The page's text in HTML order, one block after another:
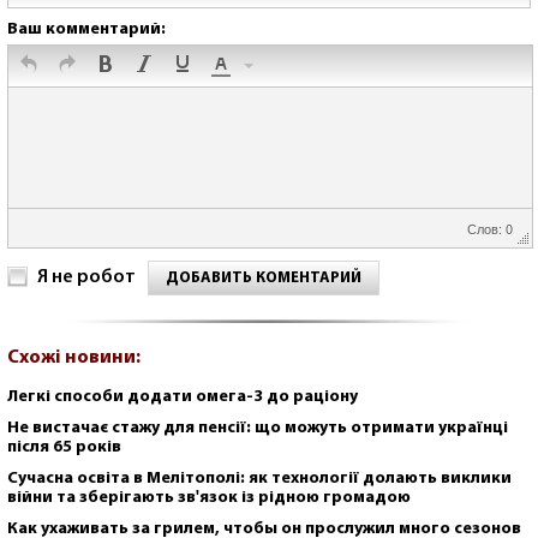
Ваш комментарий:
Слов: 0
Я не робот ДОБАВИТЬ КОМЕНТАРИЙ
Схожі новини:
Легкі способи додати омега-3 до раціону
Не вистачає стажу для пенсії: що можуть отримати українці
після 65 років
Сучасна освіта в Мелітополі: як технології долають виклики
війни та зберігають зв'язок із рідною громадою
Как ухаживать за грилем, чтобы он прослужил много сезонов